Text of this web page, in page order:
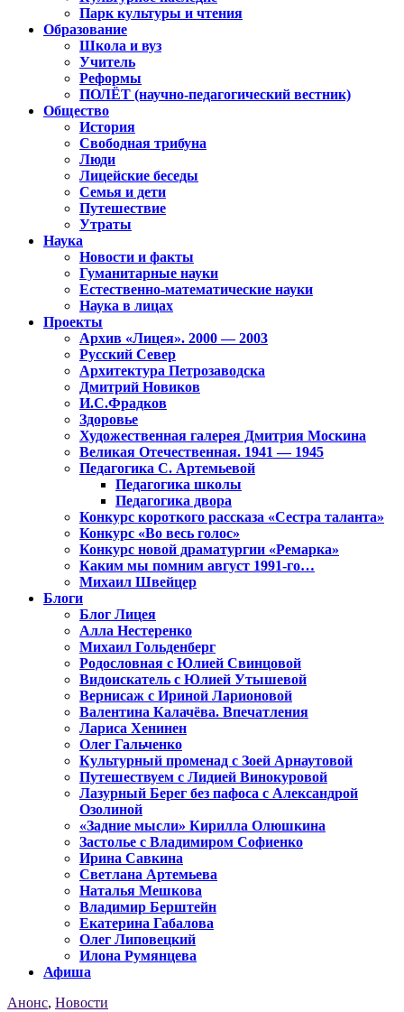
Парк культуры и чтения
Образование
Школа и вуз
Учитель
Реформы
ПОЛЁТ (научно-педагогический вестник)
Общество
История
Свободная трибуна
Люди
Лицейские беседы
Семья и дети
Путешествие
Утраты
Наука
Новости и факты
Гуманитарные науки
Естественно-математические науки
Наука в лицах
Проекты
Архив «Лицея». 2000 — 2003
Русский Север
Архитектура Петрозаводска
Дмитрий Новиков
И.С.Фрадков
Здоровье
Художественная галерея Дмитрия Москина
Великая Отечественная. 1941 — 1945
Педагогика С. Артемьевой
Педагогика школы
Педагогика двора
Конкурс короткого рассказа «Сестра таланта»
Конкурс «Во весь голос»
Конкурс новой драматургии «Ремарка»
Каким мы помним август 1991-го…
Михаил Швейцер
Блоги
Блог Лицея
Алла Нестеренко
Михаил Гольденберг
Родословная с Юлией Свинцовой
Видоискатель с Юлией Утышевой
Вернисаж с Ириной Ларионовой
Валентина Калачёва. Впечатления
Лариса Хенинен
Олег Гальченко
Культурный променад с Зоей Арнаутовой
Путешествуем с Лидией Винокуровой
Лазурный Берег без пафоса с Александрой
Озолиной
«Задние мысли» Кирилла Олюшкина
Застолье с Владимиром Софиенко
Ирина Савкина
Светлана Артемьева
Наталья Мешкова
Владимир Берштейн
Екатерина Габалова
Олег Липовецкий
Илона Румянцева
Афиша
Анонс, Новости